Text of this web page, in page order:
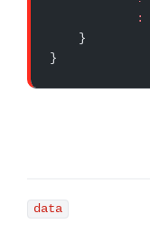
            :
    }
}
data